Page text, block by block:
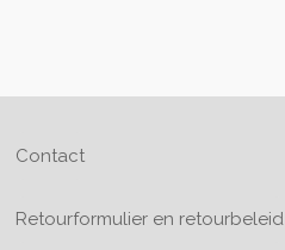
Contact
Retourformulier en retourbeleid